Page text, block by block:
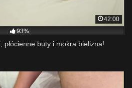
42:00
93%
płócienne buty i mokra bielizna!